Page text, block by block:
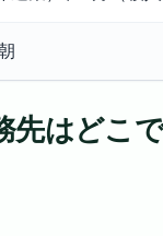
先はどこ